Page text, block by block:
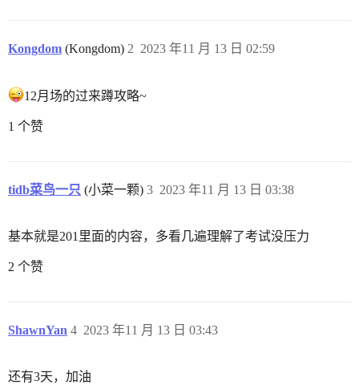
Kongdom (Kongdom) 2023 年11 月 13 日 02:59
2
12月场的过来蹲攻略~
1 个赞
tidb菜鸟一只 (小菜一颗) 2023 年11 月 13 日 03:38
3
基本就是201里面的内容，多看几遍理解了考试没压力
2 个赞
ShawnYan 2023 年11 月 13 日 03:43
4
还有3天，加油